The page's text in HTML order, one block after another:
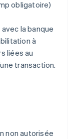
obligatoire)
la banque
à
liées au
transaction.
non autorisée